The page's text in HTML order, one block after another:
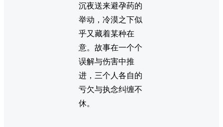
沉夜送来避孕药的
举动，冷漠之下似
乎又藏着某种在
意。故事在一个个
误解与伤害中推
进，三个人各自的
亏欠与执念纠缠不
休。